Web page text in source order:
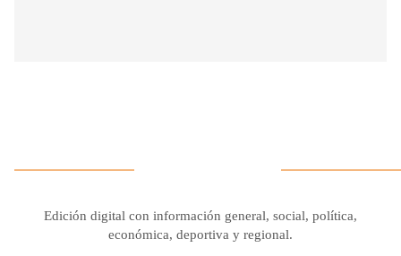
Edición digital con información general, social, política,
económica, deportiva y regional.